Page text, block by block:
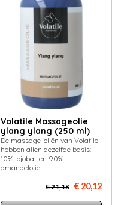
Volatile Massageolie
ylang ylang (250 ml)
De massage-oliën van Volatile
hebben allen dezelfde basis:
10% jojoba- en 90%
amandelolie.
€ 21,18 € 20,12